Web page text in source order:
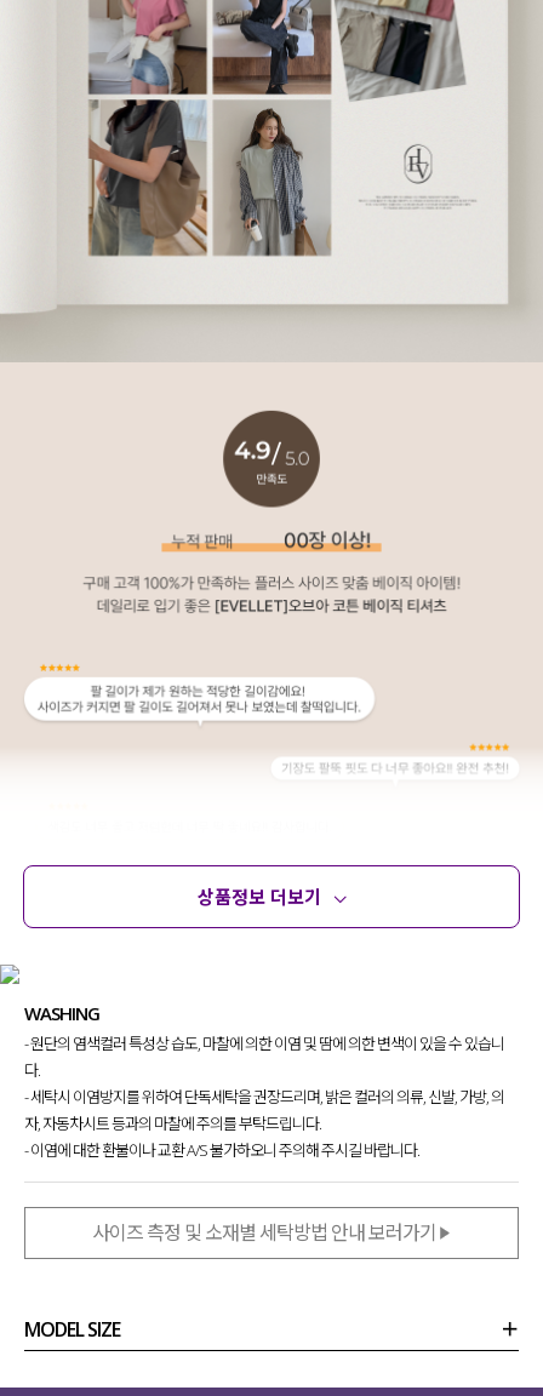
상품정보 더보기
WASHING
- 원단의 염색컬러 특성상 습도, 마찰에 의한 이염 및 땀에 의한 변색이 있을 수 있습니
다.
- 세탁시 이염방지를 위하여 단독세탁을 권장드리며, 밝은 컬러의 의류, 신발, 가방, 의
자, 자동차시트 등과의 마찰에 주의를 부탁드립니다.
- 이염에 대한 환불이나 교환 A/S 불가하오니 주의해 주시길 바랍니다.
사이즈 측정 및 소재별 세탁방법 안내 보러가기
MODEL SIZE